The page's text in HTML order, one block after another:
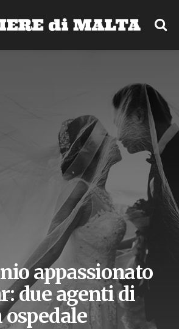
appassionato
due agenti di